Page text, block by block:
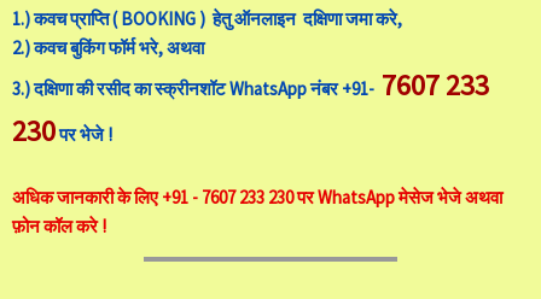
1.) कवच प्राप्ति ( BOOKING ) हेतु ऑनलाइन दक्षिणा जमा करे,
2.) कवच बुकिंग फॉर्म भरे, अथवा
3.) दक्षिणा की रसीद का स्क्रीनशॉट WhatsApp नंबर +91- 7607 233
230पर भेजे !
अधिक जानकारी के लिए +91 - 7607 233 230 पर WhatsApp मेसेज भेजे अथवा
फ़ोन कॉल करे !